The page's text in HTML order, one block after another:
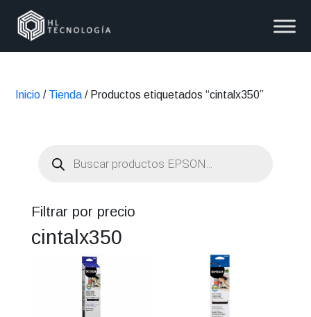
Inicio / Tienda / Productos etiquetados “cintalx350”
productos
Filtrar por precio
cintalx350